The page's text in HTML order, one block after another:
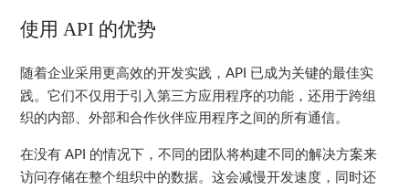
使用 API 的优势
随着企业采用更高效的开发实践，API 已成为关键的最佳实
践。它们不仅用于引入第三方应用程序的功能，还用于跨组
织的内部、外部和合作伙伴应用程序之间的所有通信。
在没有 API 的情况下，不同的团队将构建不同的解决方案来
访问存储在整个组织中的数据。这会减慢开发速度，同时还